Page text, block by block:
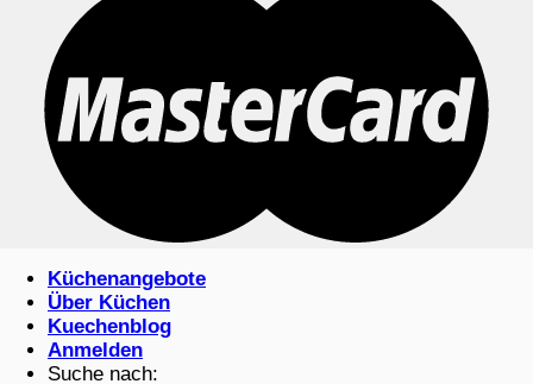
Küchenangebote
Über Küchen
Kuechenblog
Anmelden
Suche nach: